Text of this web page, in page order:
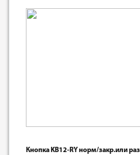
Кнопка KB12-RY норм/закр.или